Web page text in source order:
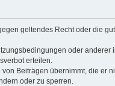
geltendes Recht oder die
oder
erteilen.
Beiträgen übernimmt, die er
oder zu sperren.